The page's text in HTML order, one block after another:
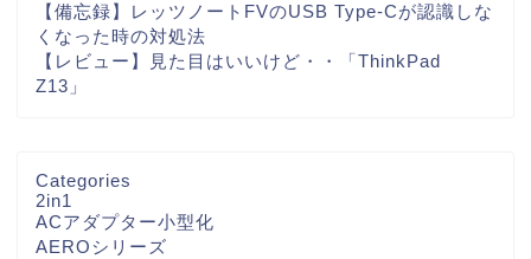
【備忘録】レッツノートFVのUSB Type-Cが認識しな
くなった時の対処法
【レビュー】見た目はいいけど・・「ThinkPad
Z13」
Categories
2in1
ACアダプター小型化
AEROシリーズ